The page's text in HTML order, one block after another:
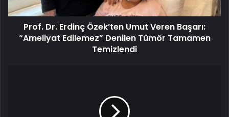
Prof. Dr. Erdinç Özek’ten Umut Veren Başarı:
“Ameliyat Edilemez” Denilen Tümör Tamamen
Temizlendi